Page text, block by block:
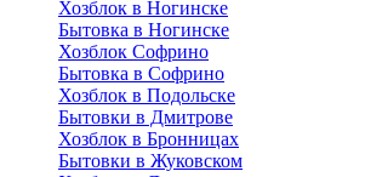
Хозблок в Ногинске
Бытовка в Ногинске
Хозблок Софрино
Бытовка в Софрино
Хозблок в Подольске
Бытовки в Дмитрове
Хозблок в Бронницах
Бытовки в Жуковском